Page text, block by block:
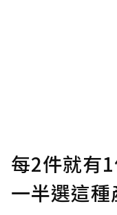
每2件就有
一半選這種